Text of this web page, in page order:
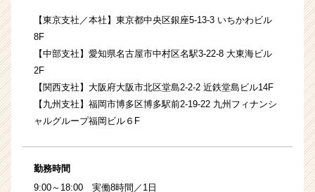
【東京支社／本社】東京都中央区銀座5-13-3 いちかわビル
8F
【中部支社】愛知県名古屋市中村区名駅3-22-8 大東海ビル
2F
【関西支社】大阪府大阪市北区堂島2-2-2 近鉄堂島ビル14F
【九州支社】福岡市博多区博多駅前2-19-22 九州フィナンシ
ャルグループ福岡ビル６F
勤務時間
9:00～18:00 実働8時間／1日